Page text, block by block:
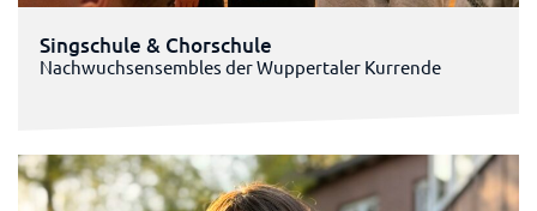
Singschule & Chorschule
Nachwuchsensembles der Wuppertaler Kurrende